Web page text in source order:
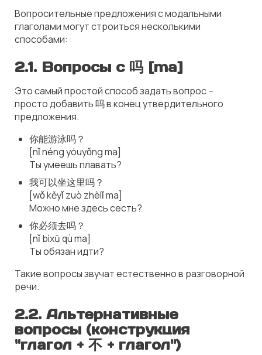
Вопросительные предложения с модальными
глаголами могут строиться несколькими
способами:
2.1. Вопросы с 吗 [ma]
Это самый простой способ задать вопрос –
просто добавить 吗 в конец утвердительного
предложения.
你能游泳吗？
[nǐ néng yóuyǒng ma]
Ты умеешь плавать?
我可以坐这里吗？
[wǒ kěyǐ zuò zhèlǐ ma]
Можно мне здесь сесть?
你必须去吗？
[nǐ bìxū qù ma]
Ты обязан идти?
Такие вопросы звучат естественно в разговорной
речи.
2.2. Альтернативные
вопросы (конструкция
"глагол + 不 + глагол")